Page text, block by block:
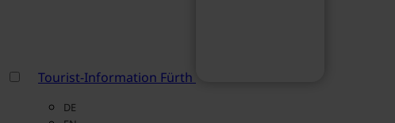
Tourist-Information Fürth
DE